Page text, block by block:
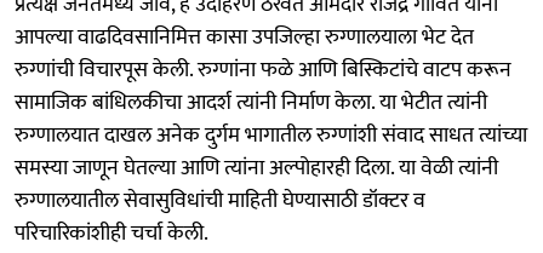
आपल्या वाढदिवसानिमित्त कासा उपजिल्हा रुग्णालयाला भेट देत
रुग्णांची विचारपूस केली. रुग्णांना फळे आणि बिस्किटांचे वाटप करून
सामाजिक बांधिलकीचा आदर्श त्यांनी निर्माण केला. या भेटीत त्यांनी
रुग्णालयात दाखल अनेक दुर्गम भागातील रुग्णांशी संवाद साधत त्यांच्या
समस्या जाणून घेतल्या आणि त्यांना अल्पोहारही दिला. या वेळी त्यांनी
रुग्णालयातील सेवासुविधांची माहिती घेण्यासाठी डॉक्टर व
परिचारिकांशीही चर्चा केली.